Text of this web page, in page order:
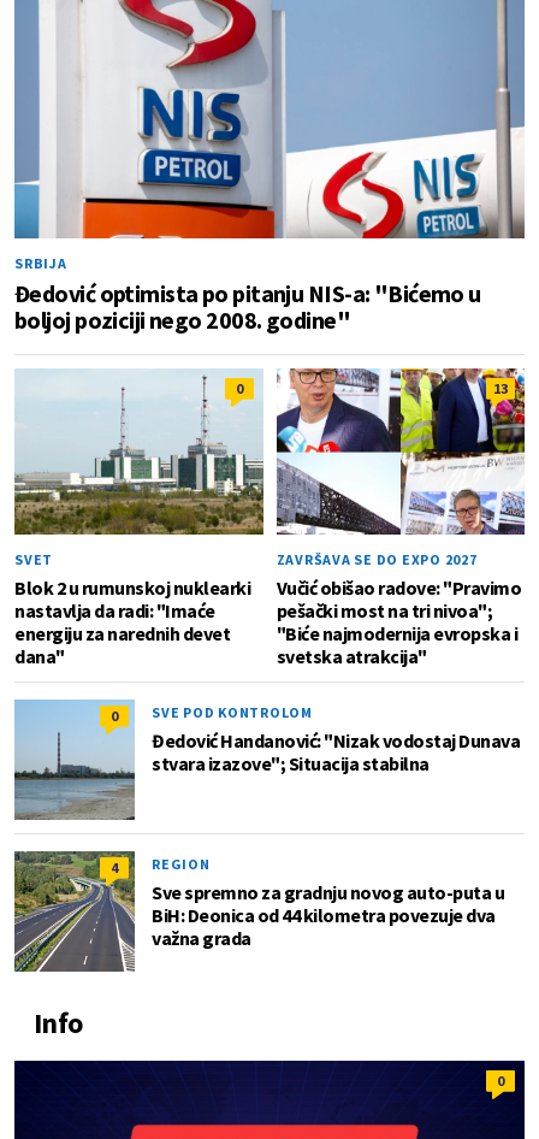
SRBIJA
Đedović optimista po pitanju NIS-a: "Bićemo u
boljoj poziciji nego 2008. godine"
0
SVET
Blok 2 u rumunskoj nuklearki
nastavlja da radi: "Imaće
energiju za narednih devet
dana"
13
ZAVRŠAVA SE DO EXPO 2027
Vučić obišao radove: "Pravimo
pešački most na tri nivoa";
"Biće najmodernija evropska i
svetska atrakcija"
0 SVE POD KONTROLOM
Đedović Handanović: "Nizak vodostaj Dunava
stvara izazove"; Situacija stabilna
4 REGION
Sve spremno za gradnju novog auto-puta u
BiH: Deonica od 44 kilometra povezuje dva
važna grada
Info
0